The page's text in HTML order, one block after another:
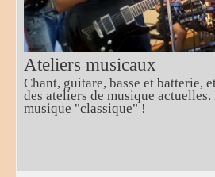
Ateliers musicaux
Chant, guitare, basse et batterie,
des ateliers de musique
musique "classique" !